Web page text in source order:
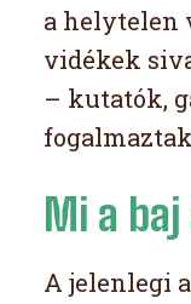
a helytelen
vidékek
– kutatók,
Mi a
A jelenlegi